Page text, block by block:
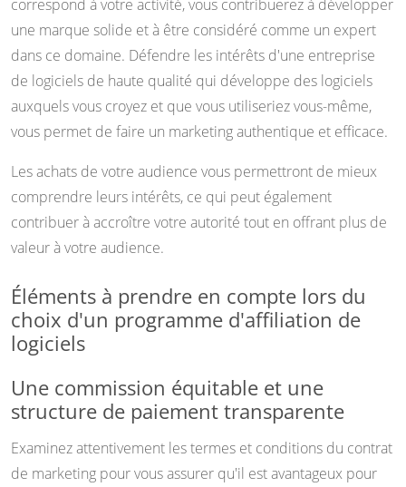
correspond à votre activité, vous contribuerez à développer
une marque solide et à être considéré comme un expert
dans ce domaine. Défendre les intérêts d'une entreprise
de logiciels de haute qualité qui développe des logiciels
auxquels vous croyez et que vous utiliseriez vous-même,
vous permet de faire un marketing authentique et efficace.
Les achats de votre audience vous permettront de mieux
comprendre leurs intérêts, ce qui peut également
contribuer à accroître votre autorité tout en offrant plus de
valeur à votre audience.
Éléments à prendre en compte lors du
choix d'un programme d'affiliation de
logiciels
Une commission équitable et une
structure de paiement transparente
Examinez attentivement les termes et conditions du contrat
de marketing pour vous assurer qu'il est avantageux pour